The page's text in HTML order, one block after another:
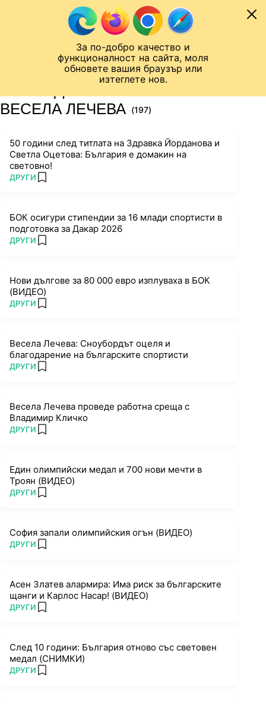
За по-добро качество и
функционалност на сайта, моля
обновете вашия браузър или
изтеглете нов.
Към съдържанието
Лига на Конференциите
ВЕСЕЛА ЛЕЧЕВА (197)
50 години след титлата на Здравка Йорданова и
Светла Оцетова: България е домакин на
световно!
ПОВЕЧЕ ОТ
ДРУГИ add favorites
БОК осигури стипендии за 16 млади спортисти в
подготовка за Дакар 2026
ПОВЕЧЕ ОТ
ДРУГИ add favorites
Нови дългове за 80 000 евро изплуваха в БОК
(ВИДЕО)
ПОВЕЧЕ ОТ
ДРУГИ add favorites
Весела Лечева: Сноубордът оцеля и
благодарение на българските спортисти
ПОВЕЧЕ ОТ
ДРУГИ add favorites
Весела Лечева проведе работна среща с
Владимир Кличко
ПОВЕЧЕ ОТ
ДРУГИ add favorites
Един олимпийски медал и 700 нови мечти в
Троян (ВИДЕО)
ПОВЕЧЕ ОТ
ДРУГИ add favorites
София запали олимпийския огън (ВИДЕО)
ПОВЕЧЕ ОТ
ДРУГИ add favorites
Асен Златев алармира: Има риск за българските
щанги и Карлос Насар! (ВИДЕО)
ПОВЕЧЕ ОТ
ДРУГИ add favorites
След 10 години: България отново със световен
медал (СНИМКИ)
ПОВЕЧЕ ОТ
ДРУГИ add favorites